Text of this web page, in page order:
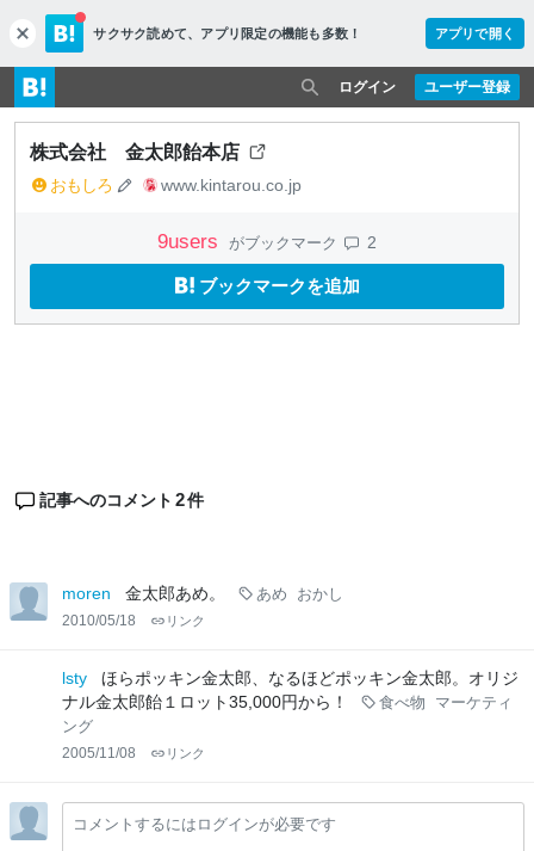
c
l
o
s
e
サクサク読めて、 アプリ限定の機能も多数！ アプリで開く
ユーザー登録
ログイン
株式会社 金太郎飴本店
おもしろ www.kintarou.co.jp
9users がブックマーク 2
ブックマークを追加
記事へのコメント 2件
moren 金太郎あめ。 あめ おかし
2010/05/18 リンク
lsty
ほらポッキン金太郎、なるほどポッキン金太郎。オリジ
ナル金太郎飴１ロット35,000円から！
食べ物
マーケティ
ング
2005/11/08 リンク
コメントするにはログインが必要です